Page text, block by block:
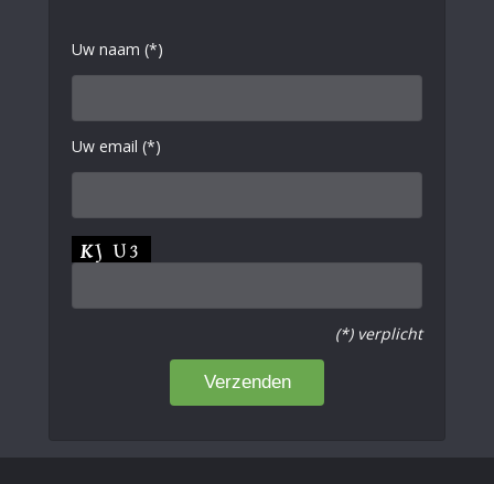
Uw naam (*)
Uw email (*)
(*) verplicht